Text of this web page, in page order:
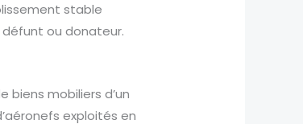
stable
défunt ou donateur.
mobiliers d’un
exploités en